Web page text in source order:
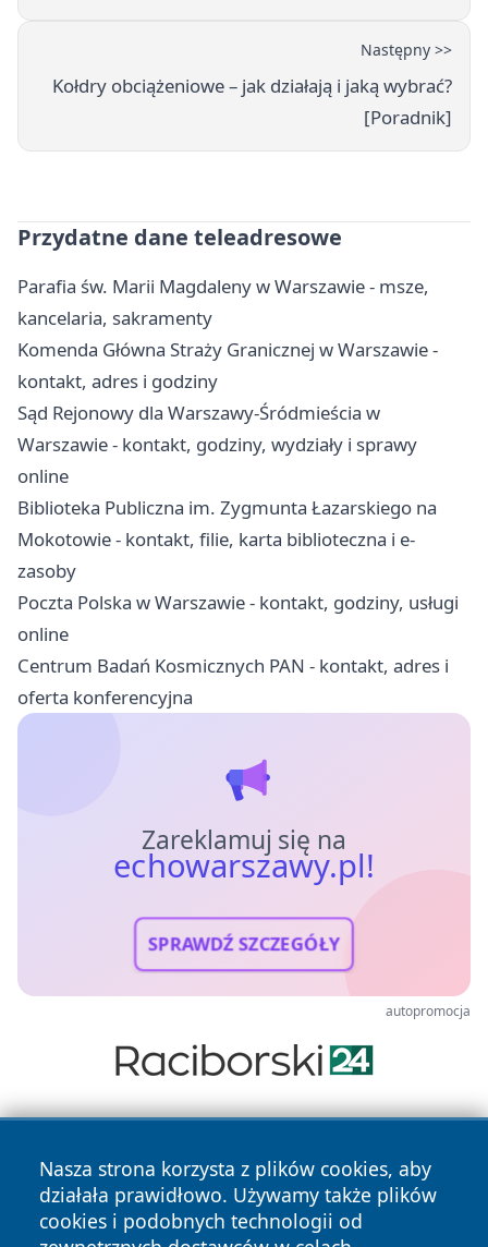
Następny >>
Kołdry obciążeniowe – jak działają i jaką wybrać?
[Poradnik]
Przydatne dane teleadresowe
Parafia św. Marii Magdaleny w Warszawie - msze,
kancelaria, sakramenty
Komenda Główna Straży Granicznej w Warszawie -
kontakt, adres i godziny
Sąd Rejonowy dla Warszawy-Śródmieścia w
Warszawie - kontakt, godziny, wydziały i sprawy
online
Biblioteka Publiczna im. Zygmunta Łazarskiego na
Mokotowie - kontakt, filie, karta biblioteczna i e-
zasoby
Poczta Polska w Warszawie - kontakt, godziny, usługi
online
Centrum Badań Kosmicznych PAN - kontakt, adres i
oferta konferencyjna
Zareklamuj się na
echowarszawy.pl!
SPRAWDŹ SZCZEGÓŁY
autopromocja
Nasza strona korzysta z plików cookies, aby
działała prawidłowo. Używamy także plików
cookies i podobnych technologii od